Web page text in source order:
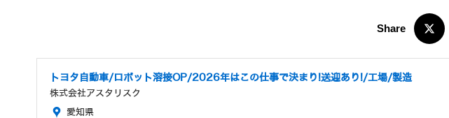
トヨタ自動車/ロボット溶接OP/2026年はこの仕事で決まり!送迎あり!/工場/製造
株式会社アスタリスク
愛知県